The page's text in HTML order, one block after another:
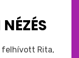
felhívott Rita,